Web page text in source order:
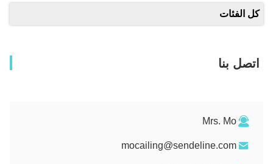
كل الفئات
اتصل بنا
Mrs. Mo
mocailing@sendeline.com